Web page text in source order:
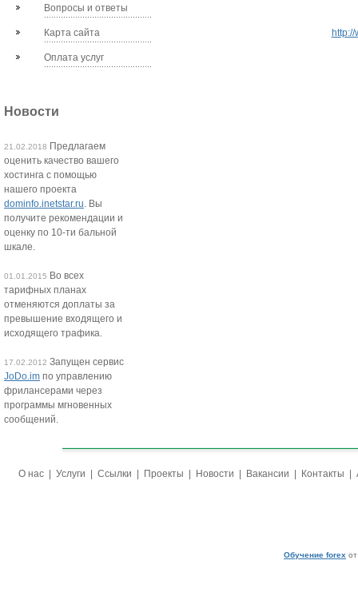
Вопросы и ответы
Карта сайта
Оплата услуг
Новости
21.02.2018 Предлагаем
оценить качество вашего
хостинга с помощью
нашего проекта
dominfo.inetstar.ru. Вы
получите рекомендации и
оценку по 10-ти бальной
шкале.
01.01.2015 Во всех
тарифных планах
отменяются доплаты за
превышение входящего и
исходящего трафика.
17.02.2012 Запущен сервис
JoDo.im по управлению
фрилансерами через
программы мгновенных
сообщений.
О нас Услуги Ссылки Проекты Новости Вакансии Контакты
Обучение forex